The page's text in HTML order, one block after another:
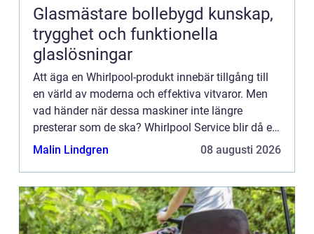
Glasmästare bollebygd kunskap,
trygghet och funktionella
glaslösningar
Att äga en Whirlpool-produkt innebär tillgång till
en värld av moderna och effektiva vitvaror. Men
vad händer när dessa maskiner inte längre
presterar som de ska? Whirlpool Service blir då en
ovärderlig ...
Malin Lindgren 08 augusti 2026